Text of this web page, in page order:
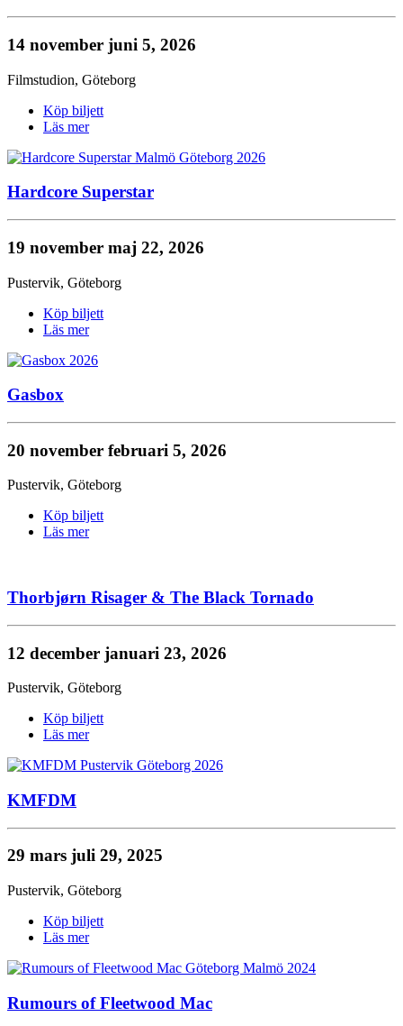
14 november juni 5, 2026
Filmstudion, Göteborg
Köp biljett
Läs mer
Hardcore Superstar
19 november maj 22, 2026
Pustervik, Göteborg
Köp biljett
Läs mer
Gasbox
20 november februari 5, 2026
Pustervik, Göteborg
Köp biljett
Läs mer
Thorbjørn Risager & The Black Tornado
12 december januari 23, 2026
Pustervik, Göteborg
Köp biljett
Läs mer
KMFDM
29 mars juli 29, 2025
Pustervik, Göteborg
Köp biljett
Läs mer
Rumours of Fleetwood Mac